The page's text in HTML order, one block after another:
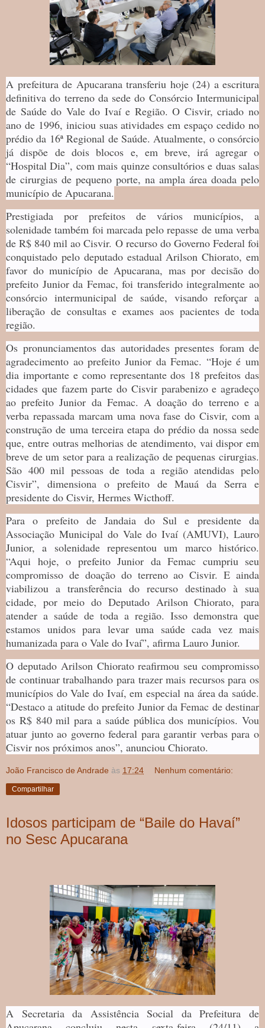
A prefeitura de Apucarana transferiu hoje (24) a escritura
definitiva do terreno da sede do Consórcio Intermunicipal
de Saúde do Vale do Ivaí e Região. O Cisvir, criado no
ano de 1996, iniciou suas atividades em espaço cedido no
prédio da 16ª Regional de Saúde. Atualmente, o consórcio
já dispõe de dois blocos e, em breve, irá agregar o
“Hospital Dia”, com mais quinze consultórios e duas salas
de cirurgias de pequeno porte, na ampla área doada pelo
município de Apucarana.
Prestigiada por prefeitos de vários municípios, a
solenidade também foi marcada pelo repasse de uma verba
de R$ 840 mil ao Cisvir. O recurso do Governo Federal foi
conquistado pelo deputado estadual Arilson Chiorato, em
favor do município de Apucarana, mas por decisão do
prefeito Junior da Femac, foi transferido integralmente ao
consórcio intermunicipal de saúde, visando reforçar a
liberação de consultas e exames aos pacientes de toda
região.
Os pronunciamentos das autoridades presentes foram de
agradecimento ao prefeito Junior da Femac. “Hoje é um
dia importante e como representante dos 18 prefeitos das
cidades que fazem parte do Cisvir parabenizo e agradeço
ao prefeito Junior da Femac. A doação do terreno e a
verba repassada marcam uma nova fase do Cisvir, com a
construção de uma terceira etapa do prédio da nossa sede
que, entre outras melhorias de atendimento, vai dispor em
breve de um setor para a realização de pequenas cirurgias.
São 400 mil pessoas de toda a região atendidas pelo
Cisvir”, dimensiona o prefeito de Mauá da Serra e
presidente do Cisvir, Hermes Wicthoff.
Para o prefeito de Jandaia do Sul e presidente da
Associação Municipal do Vale do Ivaí (AMUVI), Lauro
Junior, a solenidade representou um marco histórico.
“Aqui hoje, o prefeito Junior da Femac cumpriu seu
compromisso de doação do terreno ao Cisvir. E ainda
viabilizou a transferência do recurso destinado à sua
cidade, por meio do Deputado Arilson Chiorato, para
atender a saúde de toda a região. Isso demonstra que
estamos unidos para levar uma saúde cada vez mais
humanizada para o Vale do Ivaí”, afirma Lauro Junior.
O deputado Arilson Chiorato reafirmou seu compromisso
de continuar trabalhando para trazer mais recursos para os
municípios do Vale do Ivaí, em especial na área da saúde.
“Destaco a atitude do prefeito Junior da Femac de destinar
os R$ 840 mil para a saúde pública dos municípios. Vou
atuar junto ao governo federal para garantir verbas para o
Cisvir nos próximos anos”, anunciou Chiorato.
João Francisco de Andrade às 17:24 Nenhum comentário:
Compartilhar
Idosos participam de “Baile do Havaí”
no Sesc Apucarana
A Secretaria da Assistência Social da Prefeitura de